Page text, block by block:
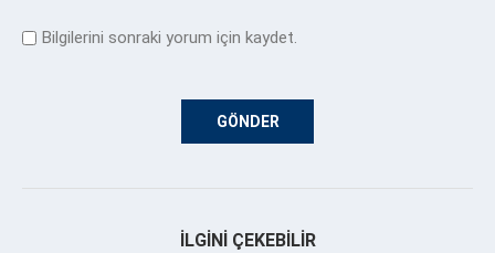
Bilgilerini sonraki yorum için kaydet.
İLGINI ÇEKEBILIR